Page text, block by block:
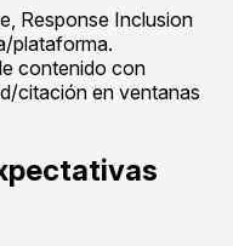
Response Inclusion
plataforma.
contenido con
citación en ventanas